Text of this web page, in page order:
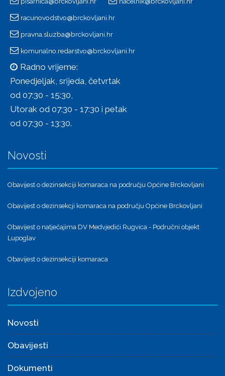
racunovodstvo@brckovljani.hr
pravna.sluzba@brckovljani.hr
komunalno.redarstvo@brckovljani.hr
Radno vrijeme:
Ponedjeljak, srijeda, četvrtak
od 07:30 - 15:30,
Utorak od 07:30 - 17:30 i petak
od 07:30 - 13:30.
Novosti
Obavijest o dezinsekciji komaraca na području Općine Brckovljani
Obavijest o dezinsekcji komaraca na području Općine Brckovljani
Obavijest o natječajima DV Medvjedići Rugvica - Područni objekt
Lupoglav
Obavijest o dezinsekciji komaraca
Izdvojeno
Novosti
Obavijesti
Dokumenti